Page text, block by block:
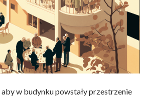
aby w budynku powstały przestrzenie